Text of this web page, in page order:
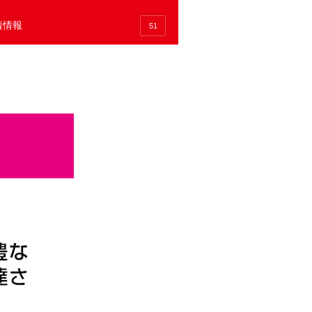
情報 51